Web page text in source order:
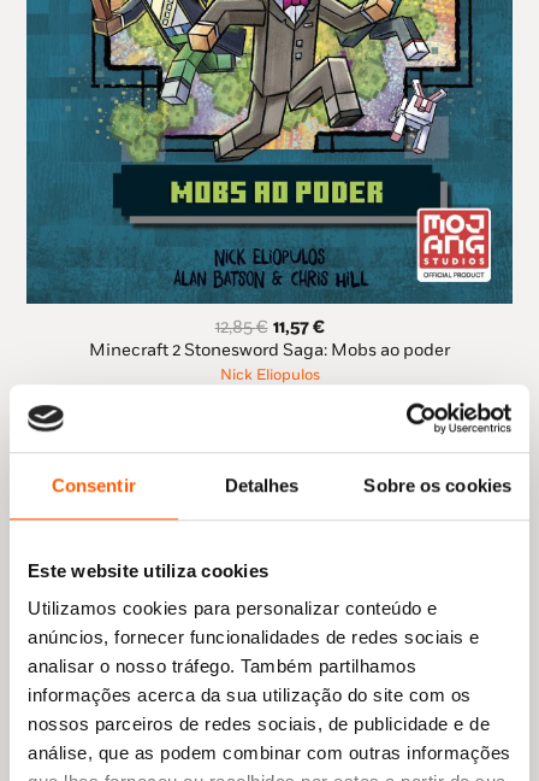
Consentir Detalhes Sobre os cookies
Este website utiliza cookies
Utilizamos cookies para personalizar conteúdo e
anúncios, fornecer funcionalidades de redes sociais e
analisar o nosso tráfego. Também partilhamos
informações acerca da sua utilização do site com os
nossos parceiros de redes sociais, de publicidade e de
análise, que as podem combinar com outras informações
12,85€ O
preço
original
era:
11,57€O
preço
é:
Minecraft 2 Stonesword Saga: Mobs ao poder
Nick Eliopulos